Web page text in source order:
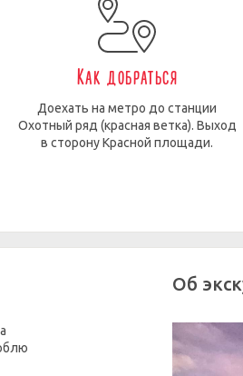
Как добраться
Доехать на метро до станции
Охотный ряд (красная ветка). Выход
в сторону Красной площади.
Об